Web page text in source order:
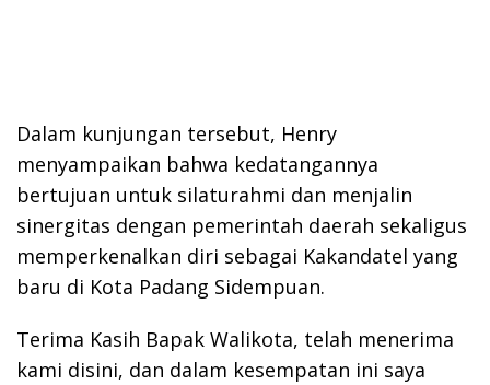
Dalam kunjungan tersebut, Henry
menyampaikan bahwa kedatangannya
bertujuan untuk silaturahmi dan menjalin
sinergitas dengan pemerintah daerah sekaligus
memperkenalkan diri sebagai Kakandatel yang
baru di Kota Padang Sidempuan.
Terima Kasih Bapak Walikota, telah menerima
kami disini, dan dalam kesempatan ini saya